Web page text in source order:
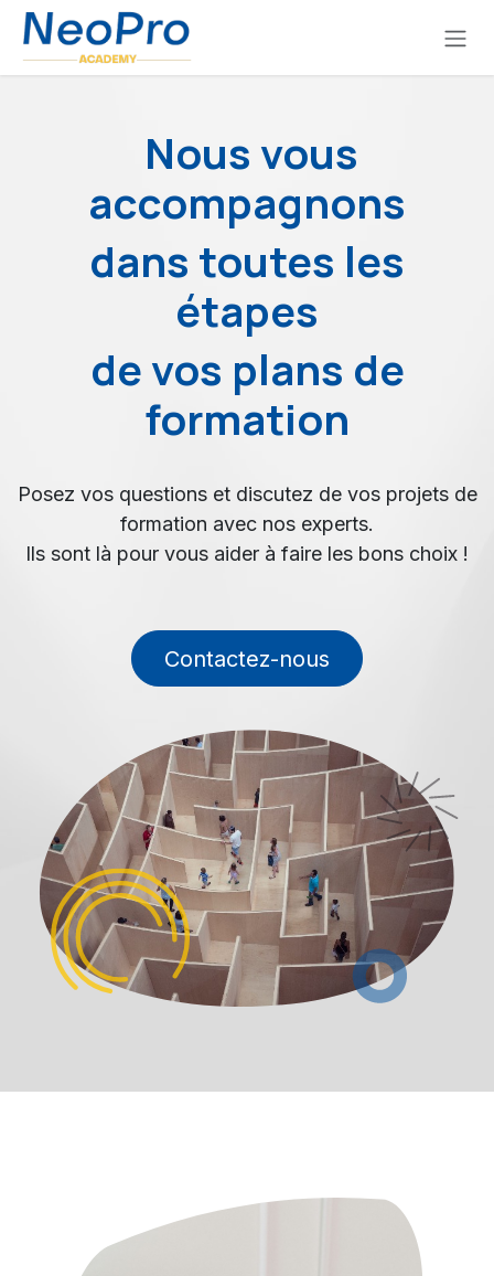
Se rendre au contenu
Nous vous
accompagnons
dans toutes les
étapes
de vos plans de
formation
Posez vos questions et discutez de vos projets de
formation avec nos experts.
Ils sont là pour vous aider à faire les bons choix !
Contactez-nous